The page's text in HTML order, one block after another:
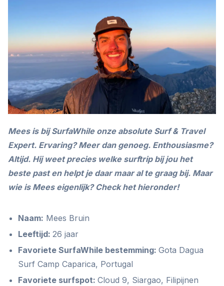
Mees is bij SurfaWhile onze absolute Surf & Travel
Expert. Ervaring? Meer dan genoeg. Enthousiasme?
Altijd. Hij weet precies welke surftrip bij jou het
beste past en helpt je daar maar al te graag bij. Maar
wie is Mees eigenlijk? Check het hieronder!
Naam: Mees Bruin
Leeftijd: 26 jaar
Favoriete SurfaWhile bestemming: Gota Dagua
Surf Camp Caparica, Portugal
Favoriete surfspot: Cloud 9, Siargao, Filipijnen